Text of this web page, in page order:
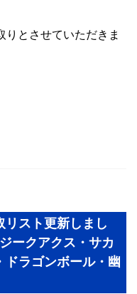
りとさせていただきま
リスト更新しまし
ークアクス・サカ
ドラゴンボール・幽